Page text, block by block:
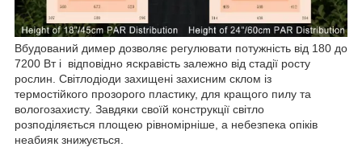
Вбудований димер дозволяє регулювати потужність від 180 до
7200 Вт і відповідно яскравість залежно від стадії росту
рослин. Світлодіоди захищені захисним склом із
термостійкого прозорого пластику, для кращого пилу та
вологозахисту. Завдяки своїй конструкції світло
розподіляється площею рівномірніше, а небезпека опіків
неабияк знижується.